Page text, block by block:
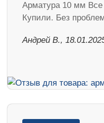
Арматура 10 мм Все
Купили. Без
Андрей В.,